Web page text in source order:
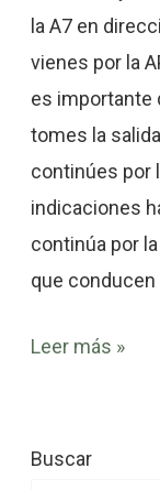
la A7 en
vienes por la
es importante
tomes la
continúes por
indicaciones
continúa por
que conducen
por
Valencia
Leer más »
Buscar